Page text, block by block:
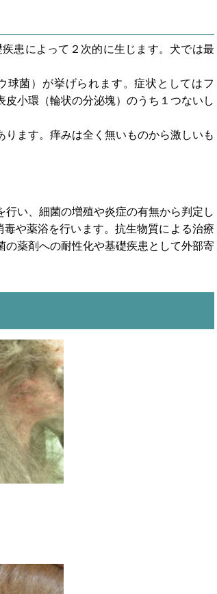
患によって２次的に生じます。犬では最
球菌）が挙げられます。症状としてはフ
小環（輪状の分泌塊）のうち１つないし
ます。痒みは全く無いものから激しいも
い、細菌の増殖や炎症の有無から判定し
や薬浴を行います。抗生物質による治療
薬剤への耐性化や基礎疾患として外部寄